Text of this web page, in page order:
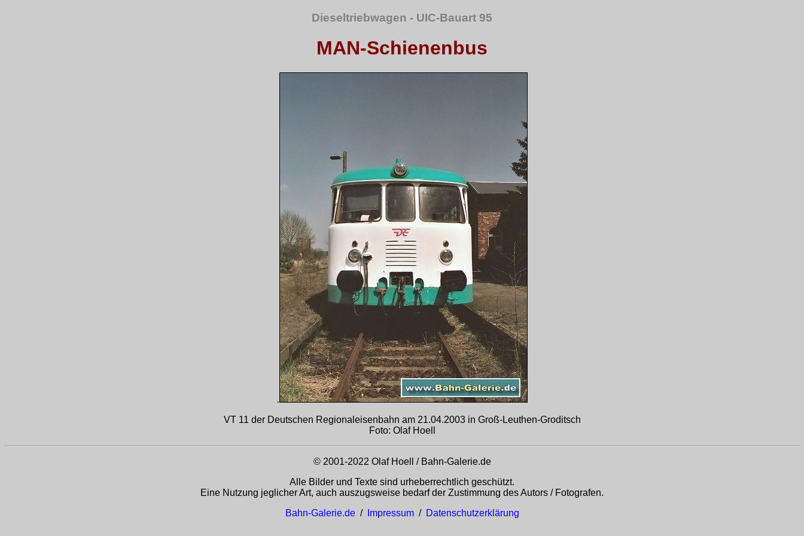
Dieseltriebwagen - UIC-Bauart 95
MAN-Schienenbus
.
VT 11 der Deutschen Regionaleisenbahn am 21.04.2003 in Groß-Leuthen-Groditsch
Foto: Olaf Hoell
© 2001-2022 Olaf Hoell / Bahn-Galerie.de
Alle Bilder und Texte sind urheberrechtlich geschützt.
Eine Nutzung jeglicher Art, auch auszugsweise bedarf der Zustimmung des Autors / Fotografen.
Bahn-Galerie.de/ Impressum/ Datenschutzerklärung